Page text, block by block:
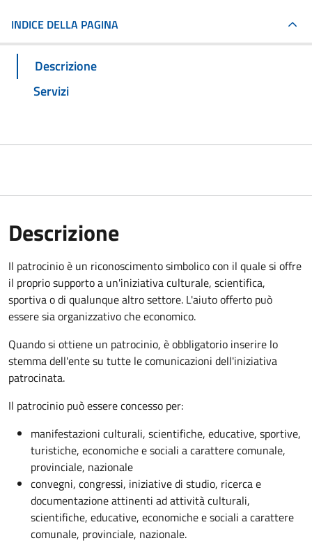
INDICE DELLA PAGINA
Descrizione
Servizi
Descrizione
Il patrocinio è un riconoscimento simbolico con il quale si offre
il proprio supporto a un'iniziativa culturale, scientifica,
sportiva o di qualunque altro settore. L'aiuto offerto può
essere sia organizzativo che economico.
Quando si ottiene un patrocinio, è obbligatorio inserire lo
stemma dell'ente su tutte le comunicazioni dell'iniziativa
patrocinata.
Il patrocinio può essere concesso per:
manifestazioni culturali, scientifiche, educative, sportive,
turistiche, economiche e sociali a carattere comunale,
provinciale, nazionale
convegni, congressi, iniziative di studio, ricerca e
documentazione attinenti ad attività culturali,
scientifiche, educative, economiche e sociali a carattere
comunale, provinciale, nazionale.